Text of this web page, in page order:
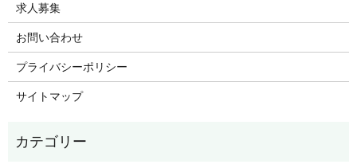
求人募集
お問い合わせ
プライバシーポリシー
サイトマップ